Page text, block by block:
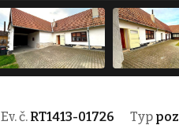
Ev. č. RT1413-01726 Typ